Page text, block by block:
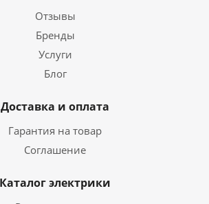
Отзывы
Бренды
Услуги
Блог
Доставка и оплата
Гарантия на товар
Соглашение
Каталог электрики